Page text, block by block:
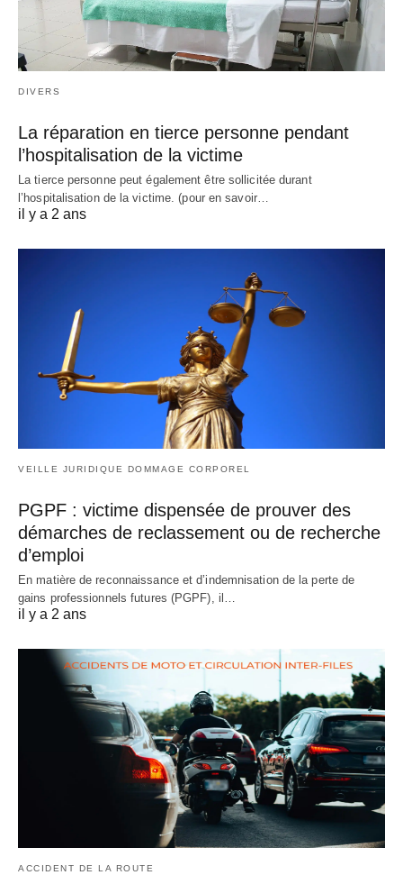
DIVERS
La réparation en tierce personne pendant
l’hospitalisation de la victime
La tierce personne peut également être sollicitée durant
l’hospitalisation de la victime. (pour en savoir…
il y a 2 ans
VEILLE JURIDIQUE DOMMAGE CORPOREL
PGPF : victime dispensée de prouver des
démarches de reclassement ou de recherche
d’emploi
En matière de reconnaissance et d’indemnisation de la perte de
gains professionnels futures (PGPF), il…
il y a 2 ans
ACCIDENT DE LA ROUTE